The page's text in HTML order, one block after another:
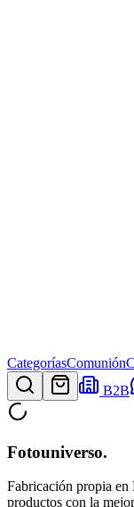
CategoríasComunión
B2B
Fotouniverso.
Fabricación propia en
productos con la